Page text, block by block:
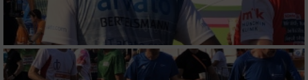
Geräte anhand von aktiv angeforderten
Informationen identifizieren
Nicht-IAB-Verarbeitungszwecke: